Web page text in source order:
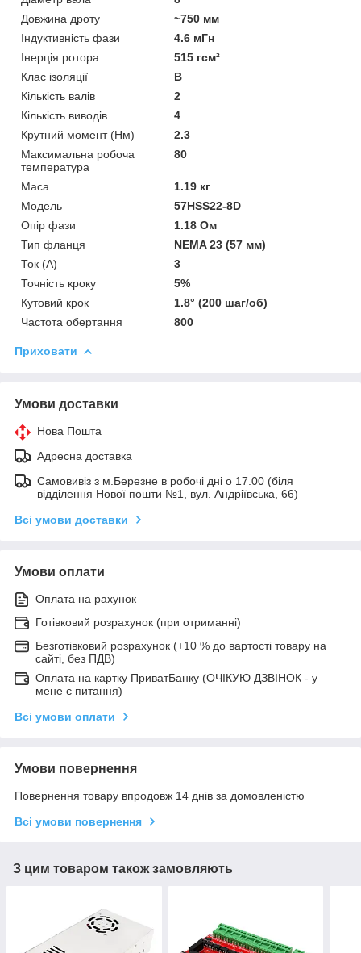
Довжина дроту
~750 мм
Індуктивність фази
4.6 мГн
Інерція ротора
515 гсм²
Клас ізоляції
В
Кількість валів
2
Кількість виводів
4
Крутний момент (Нм)
2.3
Максимальна робоча
температура
80
Маса
1.19 кг
Мoдель
57HSS22-8D
Опір фази
1.18 Ом
Тип фланця
NEMA 23 (57 мм)
Ток (A)
3
Точність кроку
5%
Кутовий крок
1.8° (200 шаг/об)
Частота обертання
800
Приховати
Умови доставки
Нова Пошта
Адресна доставка
Самовивіз з м.Березне в робочі дні о 17.00 (біля
відділення Нової пошти №1, вул. Андріївська, 66)
Всі умови доставки
Умови оплати
Оплата на рахунок
Готівковий розрахунок (при отриманні)
Безготівковий розрахунок (+10 % до вартості товару на
сайті, без ПДВ)
Оплата на картку ПриватБанку (ОЧІКУЮ ДЗВІНОК - у
мене є питання)
Всі умови оплати
Умови повернення
Повернення товару впродовж 14 днів за домовленістю
Всі умови повернення
З цим товаром також замовляють